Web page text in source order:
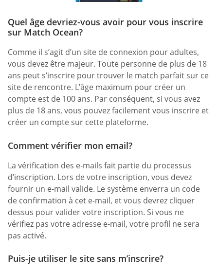
Quel âge devriez-vous avoir pour vous inscrire
sur Match Ocean?
Comme il s’agit d’un site de connexion pour adultes,
vous devez être majeur. Toute personne de plus de 18
ans peut s’inscrire pour trouver le match parfait sur ce
site de rencontre. L’âge maximum pour créer un
compte est de 100 ans. Par conséquent, si vous avez
plus de 18 ans, vous pouvez facilement vous inscrire et
créer un compte sur cette plateforme.
Comment vérifier mon email?
La vérification des e-mails fait partie du processus
d’inscription. Lors de votre inscription, vous devez
fournir un e-mail valide. Le système enverra un code
de confirmation à cet e-mail, et vous devrez cliquer
dessus pour valider votre inscription. Si vous ne
vérifiez pas votre adresse e-mail, votre profil ne sera
pas activé.
Puis-je utiliser le site sans m’inscrire?